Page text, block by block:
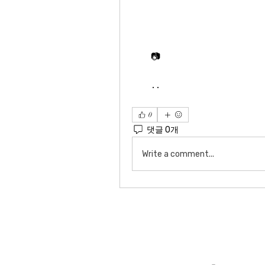
📷한기범 농구교실이 올해 10주년을 기념해 ‘Han's Day’라는 이름으로  13일부터 온라인과 오프라인을 통한 대대적인 이벤트가 시작됐다.
온라인에서의 적극적인 마케팅 활동과 함께 농구교실 10주년을 기념하여 유소년․청소년 대회를 개최한다. 18~19일 양일간 경기 고양시에 위치한 홀트 장애인 종합체육관(한기범 농구교실 일산점)에서 제 6회 한기범배 고양시 농구대회가 열리며, 18일 성인농구대회, 19일 19일 오후에 유소년․청소년 농구대회가 개최된다. 또한, 25일 사당중학교 체육관에서는 제 2회 한기범배 서울시 농구대회가 개최된다.
0
댓글 0개
Write a comment...